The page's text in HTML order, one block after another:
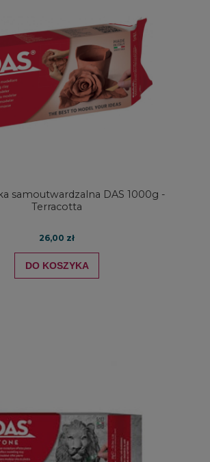
samoutwardzalna DAS 1000g -
Terracotta
26,00 zł
DO KOSZYKA